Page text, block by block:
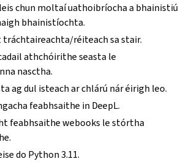
chun moltaí uathoibríocha a bhainistiú
bhainistíochta.
tráchtaireachta/réiteach sa stair.
athchóirithe seasta le
nasctha.
ag dul isteach ar chlárú nár éirigh leo.
feabhsaithe in DeepL.
feabhsaithe webooks le stórtha
do Python 3.11.